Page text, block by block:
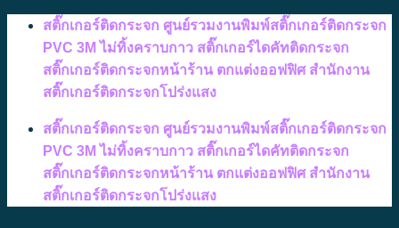
Skip
content
สติ๊กเกอร์ติดกระจก ศูนย์รวมงานพิมพ์สติ๊กเกอร์ติดกระจก
PVC 3M ไม่ทิ้งคราบกาว สติ๊กเกอร์ไดคัทติดกระจก
สติ๊กเกอร์ติดกระจกหน้าร้าน ตกแต่งออฟฟิศ สำนักงาน
สติ๊กเกอร์ติดกระจกโปร่งแสง
สติ๊กเกอร์ติดกระจก ศูนย์รวมงานพิมพ์สติ๊กเกอร์ติดกระจก
PVC 3M ไม่ทิ้งคราบกาว สติ๊กเกอร์ไดคัทติดกระจก
สติ๊กเกอร์ติดกระจกหน้าร้าน ตกแต่งออฟฟิศ สำนักงาน
สติ๊กเกอร์ติดกระจกโปร่งแสง